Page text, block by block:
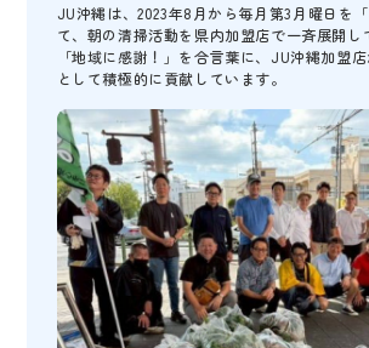
JU沖縄は、2023年8月から毎月第3月曜日を
て、朝の清掃活動を県内加盟店で一斉展開し
「地域に感謝！」を合言葉に、JU沖縄加盟
として積極的に貢献しています。